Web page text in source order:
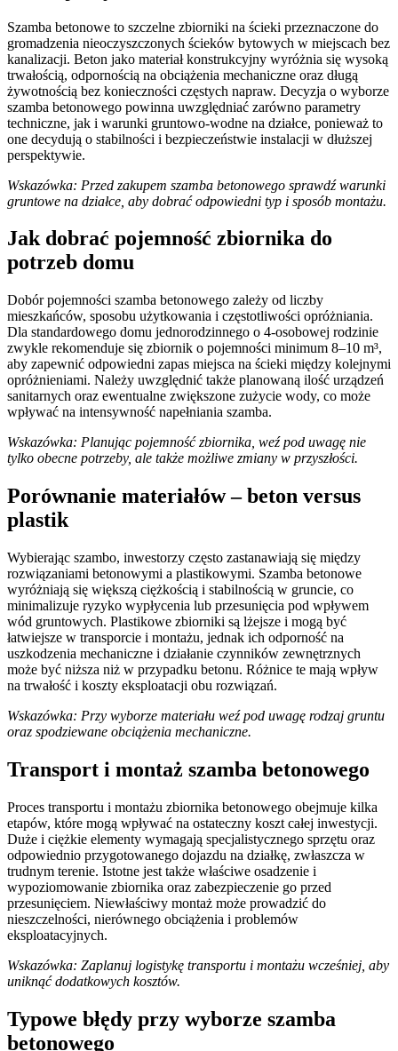
Szamba betonowe to szczelne zbiorniki na ścieki przeznaczone do
gromadzenia nieoczyszczonych ścieków bytowych w miejscach bez
kanalizacji. Beton jako materiał konstrukcyjny wyróżnia się wysoką
trwałością, odpornością na obciążenia mechaniczne oraz długą
żywotnością bez konieczności częstych napraw. Decyzja o wyborze
szamba betonowego powinna uwzględniać zarówno parametry
techniczne, jak i warunki gruntowo-wodne na działce, ponieważ to
one decydują o stabilności i bezpieczeństwie instalacji w dłuższej
perspektywie.
Wskazówka: Przed zakupem szamba betonowego sprawdź warunki
gruntowe na działce, aby dobrać odpowiedni typ i sposób montażu.
Jak dobrać pojemność zbiornika do
potrzeb domu
Dobór pojemności szamba betonowego zależy od liczby
mieszkańców, sposobu użytkowania i częstotliwości opróżniania.
Dla standardowego domu jednorodzinnego o 4-osobowej rodzinie
zwykle rekomenduje się zbiornik o pojemności minimum 8–10 m³,
aby zapewnić odpowiedni zapas miejsca na ścieki między kolejnymi
opróżnieniami. Należy uwzględnić także planowaną ilość urządzeń
sanitarnych oraz ewentualne zwiększone zużycie wody, co może
wpływać na intensywność napełniania szamba.
Wskazówka: Planując pojemność zbiornika, weź pod uwagę nie
tylko obecne potrzeby, ale także możliwe zmiany w przyszłości.
Porównanie materiałów – beton versus
plastik
Wybierając szambo, inwestorzy często zastanawiają się między
rozwiązaniami betonowymi a plastikowymi. Szamba betonowe
wyróżniają się większą ciężkością i stabilnością w gruncie, co
minimalizuje ryzyko wypłycenia lub przesunięcia pod wpływem
wód gruntowych. Plastikowe zbiorniki są lżejsze i mogą być
łatwiejsze w transporcie i montażu, jednak ich odporność na
uszkodzenia mechaniczne i działanie czynników zewnętrznych
może być niższa niż w przypadku betonu. Różnice te mają wpływ
na trwałość i koszty eksploatacji obu rozwiązań.
Wskazówka: Przy wyborze materiału weź pod uwagę rodzaj gruntu
oraz spodziewane obciążenia mechaniczne.
Transport i montaż szamba betonowego
Proces transportu i montażu zbiornika betonowego obejmuje kilka
etapów, które mogą wpływać na ostateczny koszt całej inwestycji.
Duże i ciężkie elementy wymagają specjalistycznego sprzętu oraz
odpowiednio przygotowanego dojazdu na działkę, zwłaszcza w
trudnym terenie. Istotne jest także właściwe osadzenie i
wypoziomowanie zbiornika oraz zabezpieczenie go przed
przesunięciem. Niewłaściwy montaż może prowadzić do
nieszczelności, nierównego obciążenia i problemów
eksploatacyjnych.
Wskazówka: Zaplanuj logistykę transportu i montażu wcześniej, aby
uniknąć dodatkowych kosztów.
Typowe błędy przy wyborze szamba
betonowego